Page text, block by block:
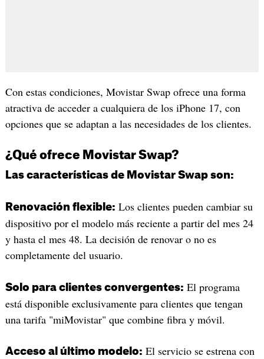
Con estas condiciones, Movistar Swap ofrece una forma
atractiva de acceder a cualquiera de los iPhone 17, con
opciones que se adaptan a las necesidades de los clientes.
¿Qué ofrece Movistar Swap?
Las características de Movistar Swap son:
Renovación flexible: Los clientes pueden cambiar su
dispositivo por el modelo más reciente a partir del mes 24
y hasta el mes 48. La decisión de renovar o no es
completamente del usuario.
Solo para clientes convergentes: El programa
está disponible exclusivamente para clientes que tengan
una tarifa "miMovistar" que combine fibra y móvil.
Acceso al último modelo: El servicio se estrena con